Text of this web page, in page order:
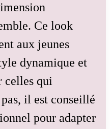
Ce look
aux jeunes
dynamique et
celles qui
il est conseillé
pour adapter